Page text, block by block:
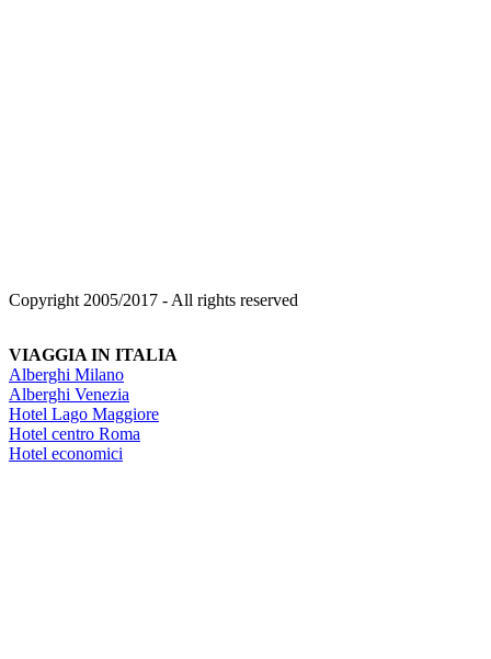
Copyright 2005/2017 - All rights reserved
VIAGGIA IN ITALIA
Alberghi Milano
Alberghi Venezia
Hotel Lago Maggiore
Hotel centro Roma
Hotel economici